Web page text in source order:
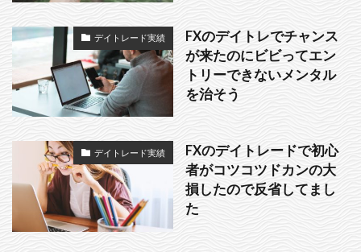
デイトレード実績
FXのデイトレでチャンス
が来たのにビビってエン
トリーできないメンタル
を治そう
デイトレード実績
FXのデイトレードで初心
者がコツコツドカンの大
損したので反省してまし
た